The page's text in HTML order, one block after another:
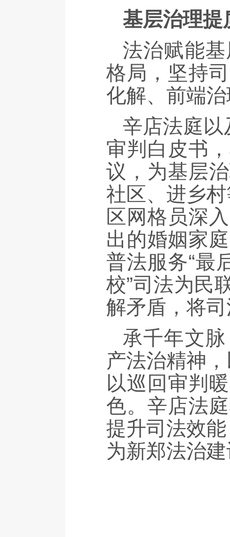
基层治理提
法治赋能
格局，坚持
化解、前端
辛店法庭
审判白皮书
议，为基层
社区、进乡
区网格员深
出的婚姻家
普法服务“最
校”司法为民
解矛盾，将
承千年文
产法治精神
以巡回审判
色。辛店法
提升司法效
为新郑法治